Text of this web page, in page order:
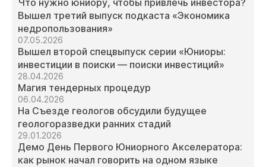
Что нужно юниору, чтобы привлечь инвестора?
Вышел третий выпуск подкаста «Экономика
недропользования»
07.05.2026
Вышел второй спецвыпуск серии «Юниоры:
инвестиции в поиски — поиски инвестиций»
28.04.2026
Магия тендерных процедур
06.04.2026
На Съезде геологов обсудили будущее
геологоразведки ранних стадий
29.01.2026
Демо День Первого Юниорного Акселератора:
как рынок начал говорить на одном языке